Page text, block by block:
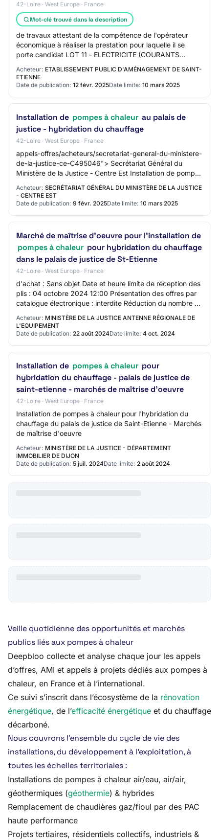
42-Loire · West Europe · France
Mot-clé trouvé dans la description
de travaux attestant de la compétence de l'opérateur
économique à réaliser la prestation pour laquelle il se
porte candidat LOT 11 - ELECTRICITE (COURANTS
FORTS ET COURANTS FAIBLES) Qualifelec LCPT L…
Acheteur: ETABLISSEMENT PUBLIC D'AMÉNAGEMENT DE SAINT-
ETIENNE
Date de publication: 12 févr. 2025Date limite: 10 mars 2025
Installation de pompes à chaleur au palais de
justice - hybridation du chauffage
42-Loire · West Europe · France
appels-offres/acheteurs/secretariat-general-du-ministere-
de-la-justice-ce-C495046"> Secrétariat Général du
Ministère de la Justice - Centre Est Installation de pompes
Acheteur: SECRÉTARIAT GÉNÉRAL DU MINISTÈRE DE LA JUSTICE
- CENTRE EST
Date de publication: 9 févr. 2025Date limite: 10 mars 2025
Marché de maîtrise d'oeuvre pour l'installation de
pompes à chaleur pour hybridation du chauffage
dans le palais de justice de St-Etienne
42-Loire · West Europe · France
d'achat : Sans objet Date et heure limite de réception des
plis : 04 octobre 2024 12:00 Présentation des offres par
catalogue électronique : interdite Réduction du nombre de
candidats : Non Possibili…
Acheteur: MINISTÈRE DE LA JUSTICE ANTENNE RÉGIONALE DE
L'EQUIPEMENT
Date de publication: 22 août 2024Date limite: 4 oct. 2024
Installation de pompes à chaleur pour
hybridation du chauffage - palais de justice de
saint-etienne - marchés de maîtrise d'oeuvre
42-Loire · West Europe · France
Installation de pompes à chaleur pour l'hybridation du
chauffage du palais de justice de Saint-Etienne - Marchés
de maîtrise d'oeuvre
Acheteur: MINISTÈRE DE LA JUSTICE - DÉPARTEMENT
IMMOBILIER DE DIJON
Date de publication: 5 juil. 2024Date limite: 2 août 2024
Veille quotidienne des opportunités et marchés
publics liés aux pompes à chaleur
Deepbloo collecte et analyse chaque jour les appels
d’offres, AMI et appels à projets dédiés aux pompes à
chaleur, en France et à l’international.
Ce suivi s’inscrit dans l’écosystème de la rénovation
énergétique, de l’efficacité énergétique et du chauffage
décarboné.
Nous couvrons l’ensemble du cycle de vie des
installations, du développement à l’exploitation, à
toutes les échelles territoriales :
Installations de pompes à chaleur air/eau, air/air,
géothermiques (géothermie) & hybrides
Remplacement de chaudières gaz/fioul par des PAC
haute performance
Projets tertiaires, résidentiels collectifs, industriels &